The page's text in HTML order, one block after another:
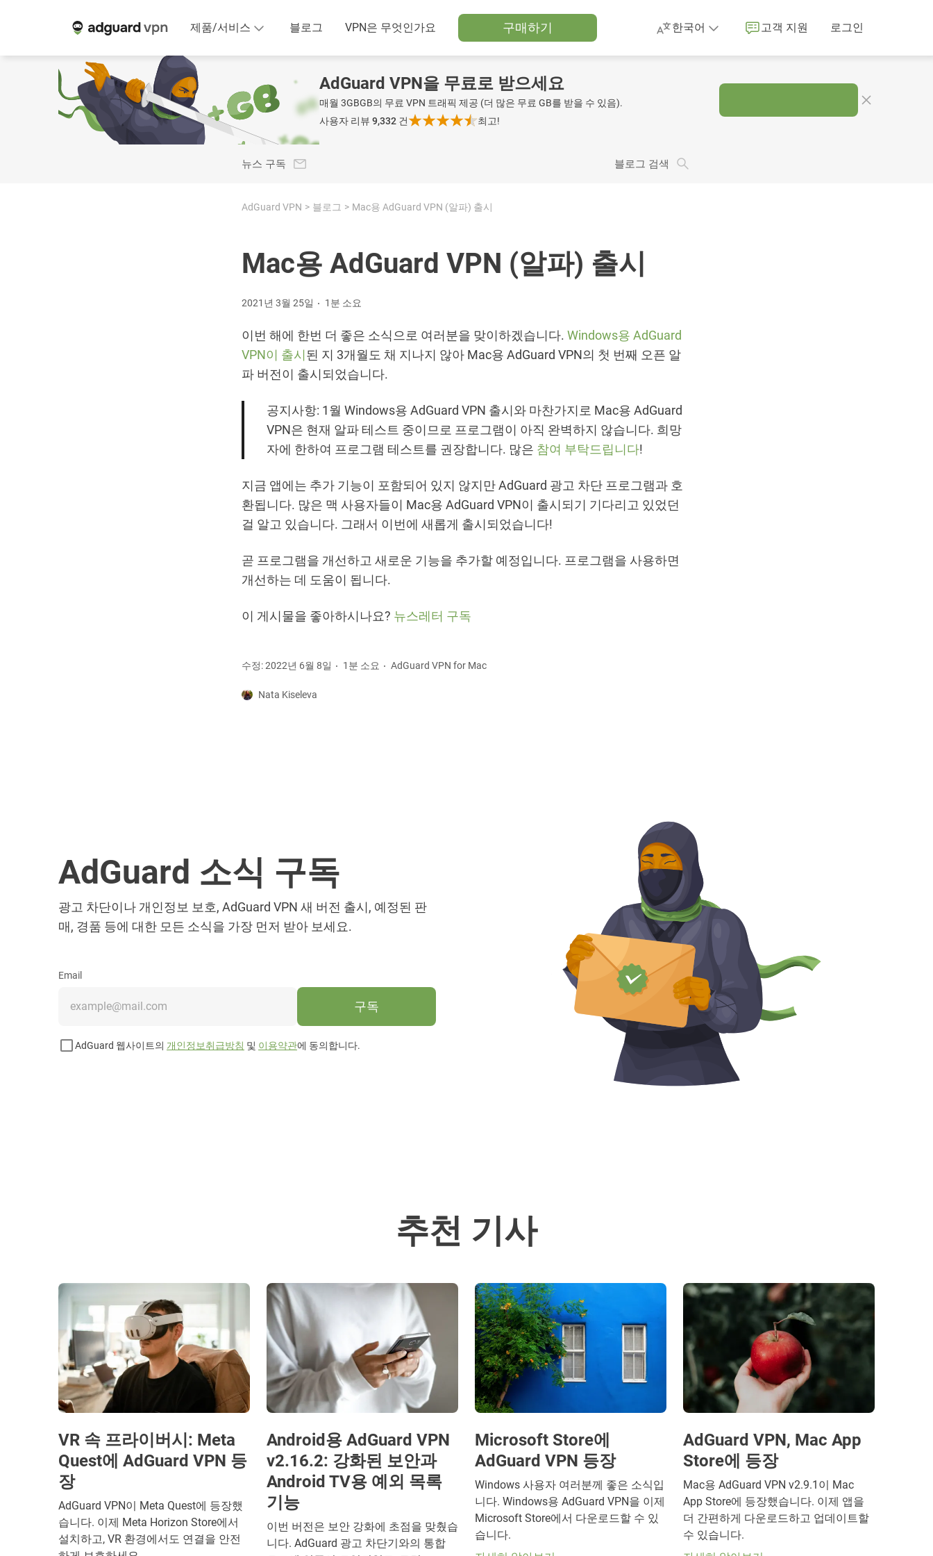
제품/서비스 블로그 VPN은 무엇인가요 구매하기 한국어 고객 지원 로그인
AdGuard VPN을 무료로 받으세요
매월 3GBGB의 무료 VPN 트래픽 제공 (더 많은 무료 GB를 받을 수 있음).
사용자 리뷰 9,332 건 최고!
뉴스 구독 블로그 검색
AdGuard VPN 블로그 Mac용 AdGuard VPN (알파) 출시
Mac용 AdGuard VPN (알파) 출시
2021년 3월 25일 1분 소요
이번 해에 한번 더 좋은 소식으로 여러분을 맞이하겠습니다. Windows용 AdGuard
VPN이 출시된 지 3개월도 채 지나지 않아 Mac용 AdGuard VPN의 첫 번째 오픈 알
파 버전이 출시되었습니다.
공지사항: 1월 Windows용 AdGuard VPN 출시와 마찬가지로 Mac용 AdGuard
VPN은 현재 알파 테스트 중이므로 프로그램이 아직 완벽하지 않습니다. 희망
자에 한하여 프로그램 테스트를 권장합니다. 많은 참여 부탁드립니다!
지금 앱에는 추가 기능이 포함되어 있지 않지만 AdGuard 광고 차단 프로그램과 호
환됩니다. 많은 맥 사용자들이 Mac용 AdGuard VPN이 출시되기 기다리고 있었던
걸 알고 있습니다. 그래서 이번에 새롭게 출시되었습니다!
곧 프로그램을 개선하고 새로운 기능을 추가할 예정입니다. 프로그램을 사용하면
개선하는 데 도움이 됩니다.
이 게시물을 좋아하시나요? 뉴스레터 구독
수정: 2022년 6월 8일 1분 소요 AdGuard VPN for Mac
Nata Kiseleva
AdGuard 소식 구독
광고 차단이나 개인정보 보호, AdGuard VPN 새 버전 출시, 예정된 판
매, 경품 등에 대한 모든 소식을 가장 먼저 받아 보세요.
Email
구독
AdGuard 웹사이트의 개인정보취급방침 및 이용약관에 동의합니다.
추천 기사
VR 속 프라이버시: Meta
Quest에 AdGuard VPN 등
장
AdGuard VPN이 Meta Quest에 등장했
습니다. 이제 Meta Horizon Store에서
설치하고, VR 환경에서도 연결을 안전
Android용 AdGuard VPN
v2.16.2: 강화된 보안과
Android TV용 예외 목록
기능
이번 버전은 보안 강화에 초점을 맞췄습
니다. AdGuard 광고 차단기와의 통합
Microsoft Store에
AdGuard VPN 등장
Windows 사용자 여러분께 좋은 소식입
니다. Windows용 AdGuard VPN을 이제
Microsoft Store에서 다운로드할 수 있
습니다.
AdGuard VPN, Mac App
Store에 등장
Mac용 AdGuard VPN v2.9.1이 Mac
App Store에 등장했습니다. 이제 앱을
더 간편하게 다운로드하고 업데이트할
수 있습니다.